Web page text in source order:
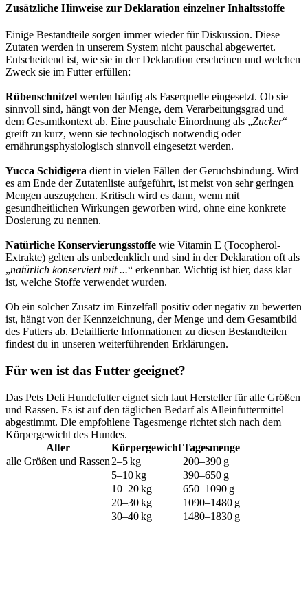
Zusätzliche Hinweise zur Deklaration einzelner Inhaltsstoffe
Einige Bestandteile sorgen immer wieder für Diskussion. Diese
Zutaten werden in unserem System nicht pauschal abgewertet.
Entscheidend ist, wie sie in der Deklaration erscheinen und welchen
Zweck sie im Futter erfüllen:
Rübenschnitzel werden häufig als Faserquelle eingesetzt. Ob sie
sinnvoll sind, hängt von der Menge, dem Verarbeitungsgrad und
dem Gesamtkontext ab. Eine pauschale Einordnung als „Zucker“
greift zu kurz, wenn sie technologisch notwendig oder
ernährungsphysiologisch sinnvoll eingesetzt werden.
Yucca Schidigera dient in vielen Fällen der Geruchsbindung. Wird
es am Ende der Zutatenliste aufgeführt, ist meist von sehr geringen
Mengen auszugehen. Kritisch wird es dann, wenn mit
gesundheitlichen Wirkungen geworben wird, ohne eine konkrete
Dosierung zu nennen.
Natürliche Konservierungsstoffe wie Vitamin E (Tocopherol-
Extrakte) gelten als unbedenklich und sind in der Deklaration oft als
„natürlich konserviert mit ...“ erkennbar. Wichtig ist hier, dass klar
ist, welche Stoffe verwendet wurden.
Ob ein solcher Zusatz im Einzelfall positiv oder negativ zu bewerten
ist, hängt von der Kennzeichnung, der Menge und dem Gesamtbild
des Futters ab. Detaillierte Informationen zu diesen Bestandteilen
findest du in unseren weiterführenden Erklärungen.
Für wen ist das Futter geeignet?
Das Pets Deli Hundefutter eignet sich laut Hersteller für alle Größen
und Rassen. Es ist auf den täglichen Bedarf als Alleinfuttermittel
abgestimmt. Die empfohlene Tagesmenge richtet sich nach dem
Körpergewicht des Hundes.
Alter
KörpergewichtTagesmenge
alle Größen und Rassen 2–5 kg
200–390 g
5–10 kg
390–650 g
10–20 kg
650–1090 g
20–30 kg
1090–1480 g
30–40 kg
1480–1830 g